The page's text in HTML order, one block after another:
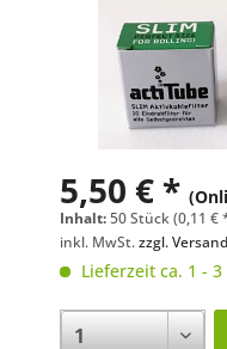
5,50 € *
Inhalt:50 Stück (0,11 €
inkl. MwSt.zzgl.
Lieferzeit ca. 1 -